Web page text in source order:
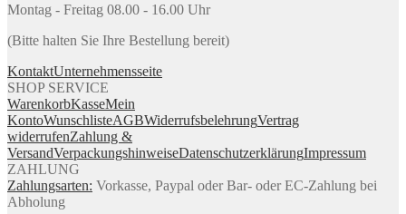
Montag - Freitag 08.00 - 16.00 Uhr
(Bitte halten Sie Ihre Bestellung bereit)
KontaktUnternehmensseite
SHOP SERVICE
WarenkorbKasseMein
KontoWunschlisteAGBWiderrufsbelehrungVertrag
widerrufenZahlung &
VersandVerpackungshinweiseDatenschutzerklärungImpressum
ZAHLUNG
Zahlungsarten: Vorkasse, Paypal oder Bar- oder EC-Zahlung bei
Abholung